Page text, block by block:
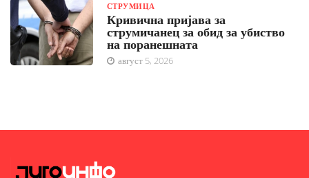
СТРУМИЦА
Кривична пријава за
струмичанец за обид за убиство
на поранешната
август 5, 2026